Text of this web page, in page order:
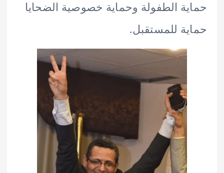
الطفولة وحماية خصوصية الضحايا
للمستقبل.